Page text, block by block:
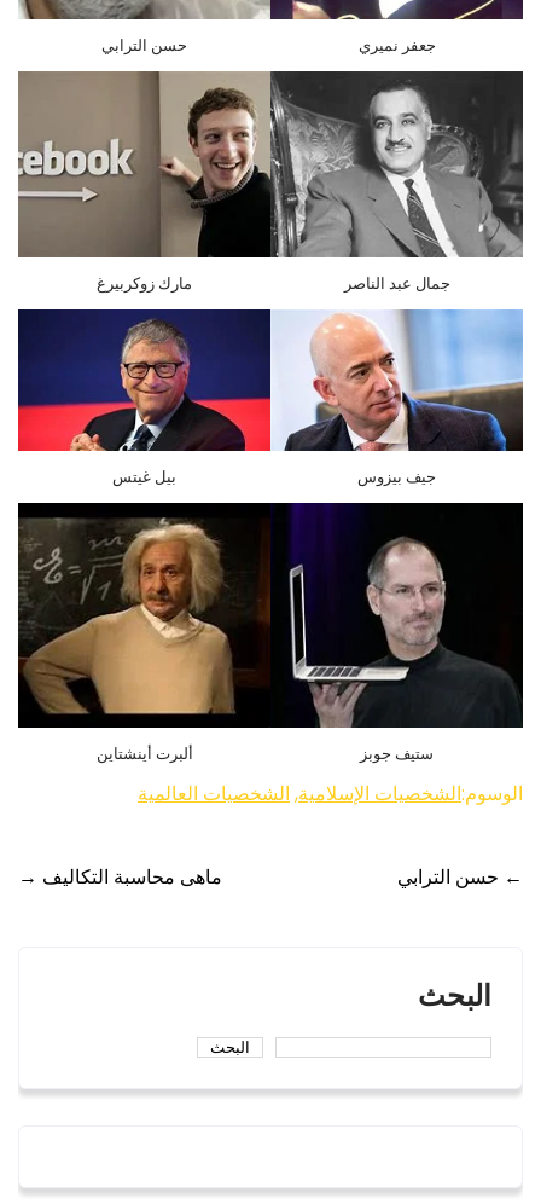
جعفر نميري حسن الترابي
جمال عبد الناصر مارك زوكربيرغ
جيف بيزوس بيل غيتس
ستيف جوبز ألبرت أينشتاين
الوسوم:الشخصيات الإسلامية, الشخصيات العالمية
Post
← حسن الترابي ماهى محاسبة التكاليف →
البحث
البحث